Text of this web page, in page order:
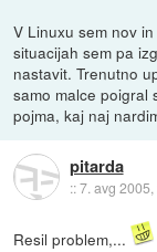
V Linuxu sem nov
situacijah sem pa
nastavit. Trenutno
samo malce poigral
pojma, kaj naj
pitarda
::7. avg
Resil problem,...